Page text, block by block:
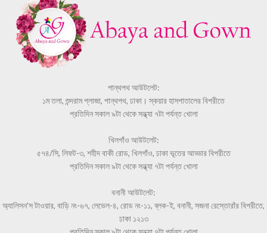
পান্থপথ আউটলেট:
১ম তলা, শুন্দরাম প্লাজা, পান্থপথ, ঢাকা। স্কয়ার হাসপাতালের বিপরীতে
প্রতিদিন সকাল ৯টা থেকে সন্ধ্যা ৭টা পর্যন্ত খোলা
খিলগাঁও আউটলেট:
৫৭৪/সি, লিফট-৩, শহীদ বাকী রোড, খিলগাঁও, ঢাকা ভূতের আড্ডার বিপরীতে
প্রতিদিন সকাল ৯টা থেকে সন্ধ্যা ৭টা পর্যন্ত খোলা
বনানী আউটলেট:
অ্যালিসন'স টাওয়ার, বাড়ি নং-৬৭, লেভেল-৪, রোড নং-১১, ব্লক-ই, বনানী, সজনা রেস্তোরাঁর বিপরীতে,
ঢাকা ১২১৩